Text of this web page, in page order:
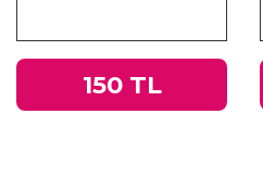
150 TL